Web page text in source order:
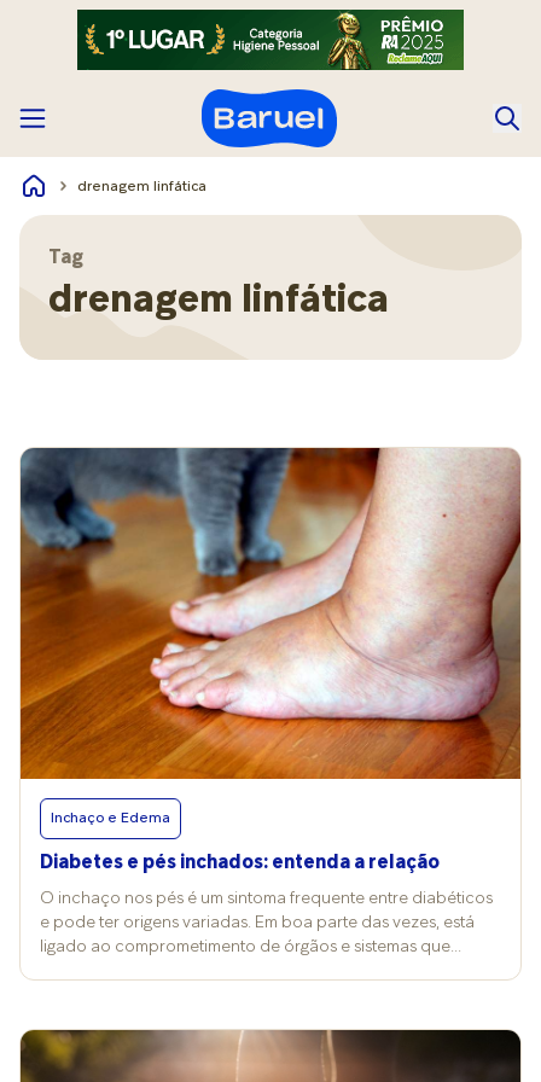
drenagem linfática
Tag
drenagem linfática
Inchaço e Edema
Diabetes e pés inchados: entenda a relação
O inchaço nos pés é um sintoma frequente entre diabéticos
e pode ter origens variadas. Em boa parte das vezes, está
ligado ao comprometimento de órgãos e sistemas que
Segundo a endocrinologista Luiza Esteves, do Hospital São
Marcelino Champagnat, o diabetes pode causar alterações